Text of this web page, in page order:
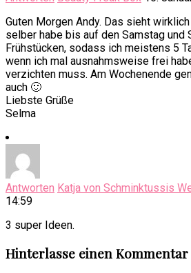
Guten Morgen Andy. Das sieht
selber habe bis auf den Samstag und
Frühstücken, sodass ich meistens 5
wenn ich mal ausnahmsweise frei
verzichten muss. Am Wochenende
auch 🙂
Liebste Grüße
Selma
Antworten Katja von Schminktussis
14:59
3 super Ideen.
Hinterlasse einen Kommentar